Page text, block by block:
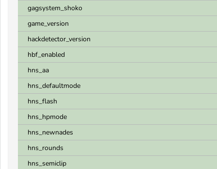
gagsystem_shoko
game_version
hackdetector_version
hbf_enabled
hns_aa
hns_defaultmode
hns_flash
hns_hpmode
hns_newnades
hns_rounds
hns_semiclip